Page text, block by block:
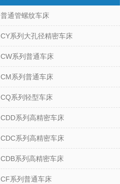
普通管螺纹车床
CY系列大孔径精密车床
CW系列普通车床
CM系列普通车床
CQ系列轻型车床
CDD系列高精密车床
CDC系列高精密车床
CDB系列高精密车床
CF系列普通车床